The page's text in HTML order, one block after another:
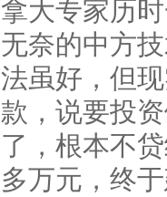
拿大专家历
无奈的中方
法虽好，但
款，说要投
了，根本不
多万元，终